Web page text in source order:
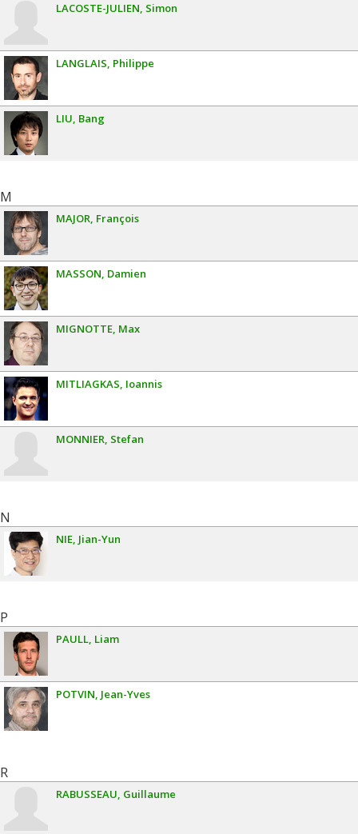
LACOSTE-JULIEN Simon
LANGLAIS Philippe
LIU Bang
M
MAJOR François
MASSON Damien
MIGNOTTE Max
MITLIAGKAS Ioannis
MONNIER Stefan
N
NIE Jian-Yun
P
PAULL Liam
POTVIN Jean-Yves
R
RABUSSEAU Guillaume